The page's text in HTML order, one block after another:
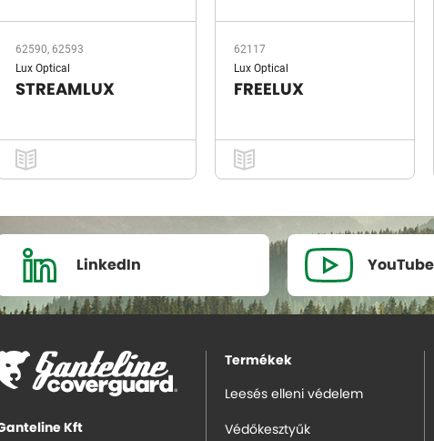
62590, 62593
Lux Optical
STREAMLUX
62117
Lux Optical
FREELUX
LinkedIn YouTube
Kft
Termékek
Leesés elleni védelem
Védőkesztyűk